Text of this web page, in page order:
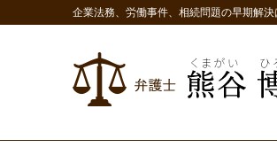
企業法務、労働事件、相続問題の早期解